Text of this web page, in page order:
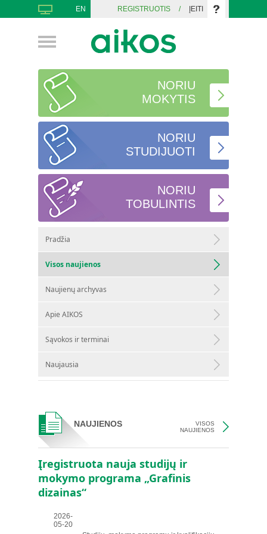
EN REGISTRUOTIS / ĮEITI
NORIU
MOKYTIS
NORIU
STUDIJUOTI
NORIU
TOBULINTIS
Pradžia
Visos naujienos
Naujienų archyvas
Apie AIKOS
Sąvokos ir terminai
Naujausia
NAUJIENOS
VISOS
NAUJIENOS
Įregistruota nauja studijų ir
mokymo programa „Grafinis
dizainas“
2026-
05-20